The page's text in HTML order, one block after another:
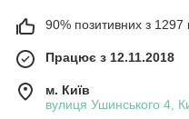
90% позитивних з 1297
Працює з 12.11.2018
м. Київ
вулиця Ушинського 4,